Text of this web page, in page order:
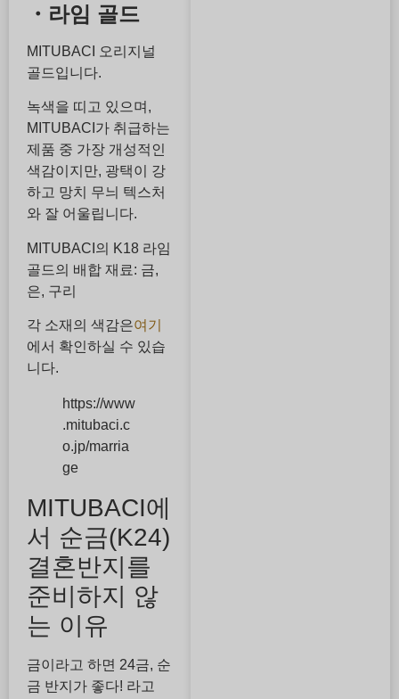
・라임 골드
MITUBACI 오리지널
골드입니다.
녹색을 띠고 있으며,
MITUBACI가 취급하는
제품 중 가장 개성적인
색감이지만, 광택이 강
하고 망치 무늬 텍스처
와 잘 어울립니다.
MITUBACI의 K18 라임
골드의 배합 재료: 금,
은, 구리
각 소재의 색감은여기
에서 확인하실 수 있습
니다.
https://www
.mitubaci.c
o.jp/marria
ge
MITUBACI에
서 순금(K24)
결혼반지를
준비하지 않
는 이유
금이라고 하면 24금, 순
금 반지가 좋다! 라고